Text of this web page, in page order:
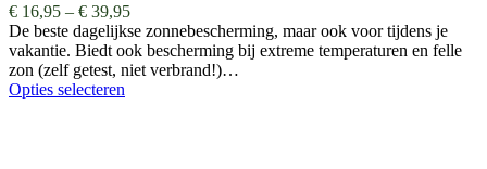
€ 16,95 – € 39,95
De beste dagelijkse zonnebescherming, maar ook voor tijdens je
vakantie. Biedt ook bescherming bij extreme temperaturen en felle
zon (zelf getest, niet verbrand!)…
Opties selecteren